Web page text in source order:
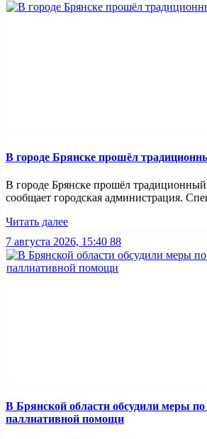
В городе Брянске прошёл
В городе Брянске прошёл
сообщает городская администрация.
Читать далее
7 августа 2026, 15:40 88
В Брянской области обсудили меры
паллиативной помощи